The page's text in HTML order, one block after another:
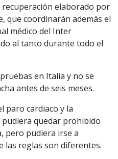
recuperación elaborado por
que coordinarán además el
médico del Inter
al tanto durante todo el
en Italia y no se
antes de seis meses.
paro cardiaco y la
quedar prohibido
pero pudiera irse a
las reglas son diferentes.